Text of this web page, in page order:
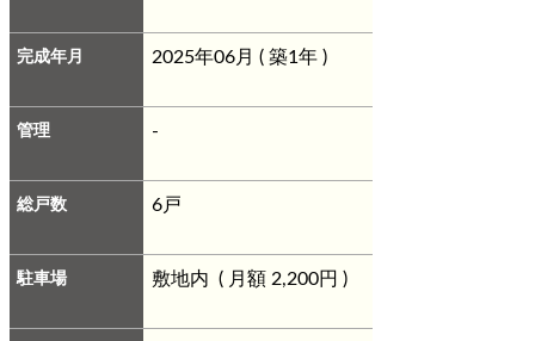
完成年月 2025年06月 ( 築1年 )
管理 -
総戸数 6戸
駐車場 敷地内 ( 月額 2,200円 )